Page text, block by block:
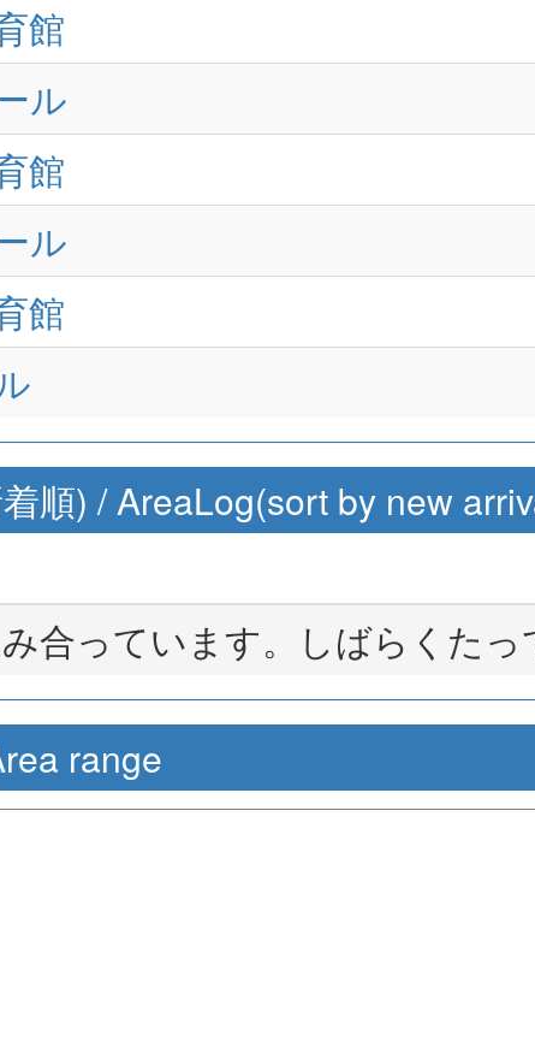
館
ル
館
ル
館
順) / AreaLog(sort by new
合っています。しばらくたっ
range